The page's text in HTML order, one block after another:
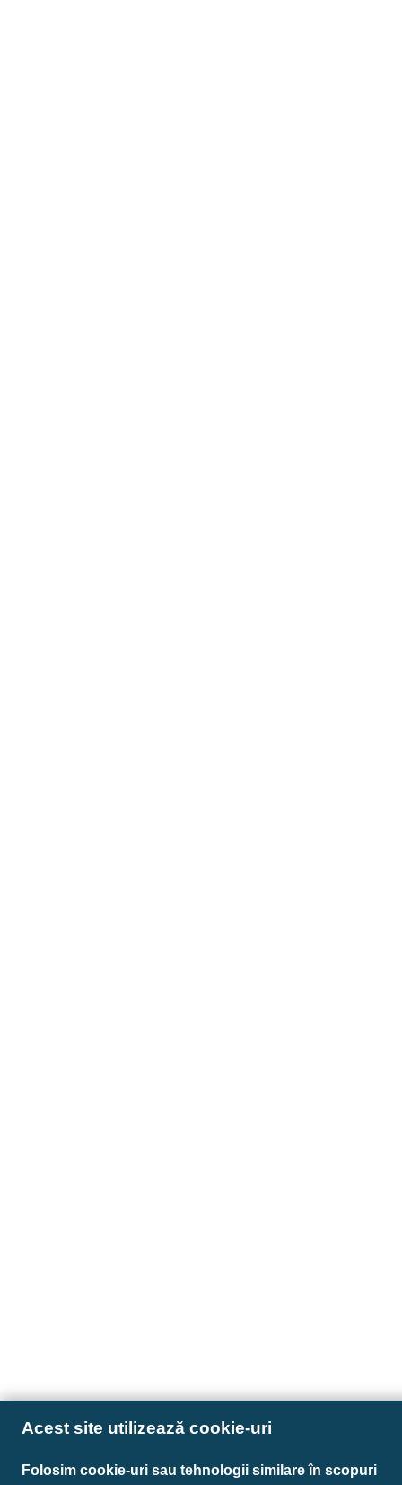
Acest site utilizează cookie-uri
Folosim cookie-uri sau tehnologii similare în scopuri